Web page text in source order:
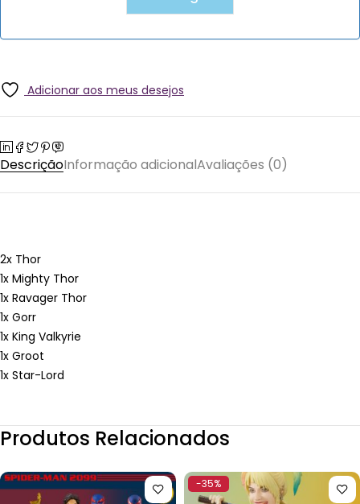
Adicionar aos meus desejos
DescriçãoInformação adicionalAvaliações (0)
2x Thor
1x Mighty Thor
1x Ravager Thor
1x Gorr
1x King Valkyrie
1x Groot
1x Star-Lord
Produtos Relacionados
-35%